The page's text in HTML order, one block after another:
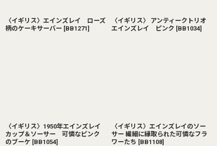
〈イギリス〉エインズレイ ローズ
柄のケーキサーバー [BB1271]
〈イギリス〉 アンティークトリオ
エインズレイ ピンク [BB1034]
〈イギリス〉1950年エインズレイ
カップ＆ソーサー 可憐なピンク
のブーケ [BB1054]
〈イギリス〉エインズレイのソー
サー 繊細に縁取られた可憐なフラ
ワーたち [BB1108]